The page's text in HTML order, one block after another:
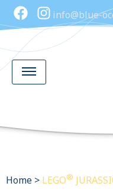
info@blue-
Home > LEGO®